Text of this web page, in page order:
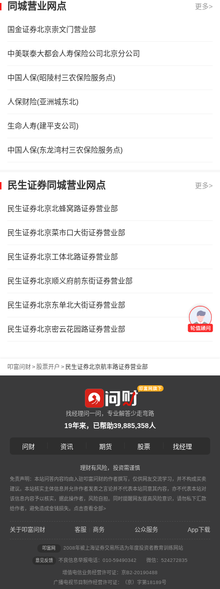
同城营业网点 更多>
国金证券北京崇文门营业部
中美联泰大都会人寿保险公司北京分公司
中国人保(昭陵村三农保险服务点)
人保财险(亚洲城东北)
生命人寿(建平支公司)
中国人保(东龙湾村三农保险服务点)
民生证券同城营业网点 更多>
民生证券北京北蜂窝路证券营业部
民生证券北京菜市口大街证券营业部
民生证券北京工体北路证券营业部
民生证券北京顺义府前东街证券营业部
民生证券北京东单北大街证券营业部
民生证券北京密云花园路证券营业部
叩富问财> 股票开户 > 民生证券北京航丰路证券营业部
找经理问一问，专业解答少走弯路
19年来，已帮助39,885,358人
问财 资讯 期货 股票 找经理
理财有风险，投资需谨慎
免责声明：本站问答内容均由入驻叩富问财的作者撰写，仅供网友交流学习，并不构成买卖
建议。本站核实主体信息并允许作者发表之言论并不代表本站同意其内容，亦不代表本站对
该信息内容予以核实，据此操作者，风险自担。同时提醒网友提高风险意识，请勿私下汇款
给作者，避免造成金钱损失。 点击查看全部>
关于叩富问财 客服 商务 公众服务 App下载
叩富网 2008年被上海证券交易所选为年度投资者教育训练网站
意见反馈 不良信息举报电话：010-59490342 微信：524272835
增值电信业务经营许可证：京B2-20190488
广播电视节目制作经营许可证：（京）字第18189号